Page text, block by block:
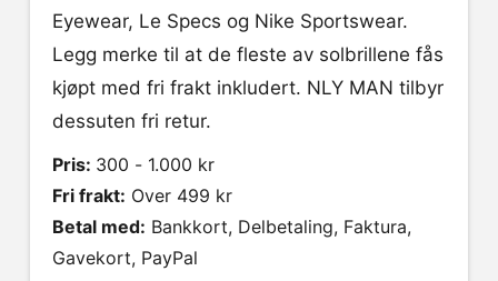
Eyewear, Le Specs og Nike Sportswear.
Legg merke til at de fleste av solbrillene fås
kjøpt med fri frakt inkludert. NLY MAN tilbyr
dessuten fri retur.
Pris: 300 - 1.000 kr
Fri frakt: Over 499 kr
Betal med:
Gavekort, PayPal